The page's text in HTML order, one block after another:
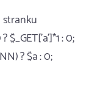
$_GET['a']*1 : 0;
? $a : 0;